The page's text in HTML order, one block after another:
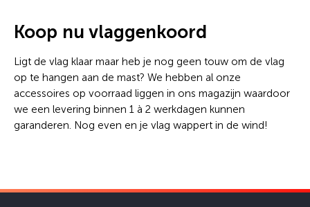
Koop nu vlaggenkoord
Ligt de vlag klaar maar heb je nog geen touw om de vlag
op te hangen aan de mast? We hebben al onze
accessoires op voorraad liggen in ons magazijn waardoor
we een levering binnen 1 à 2 werkdagen kunnen
garanderen. Nog even en je vlag wappert in de wind!